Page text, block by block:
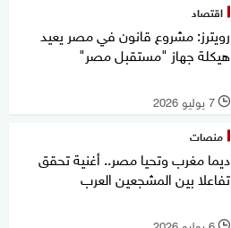
اقتصاد
رويترز: مشروع قانون في مصر يعيد
هيكلة جهاز "مستقبل مصر"
l 7 يوليو 2026
منصات
ديما مغرب وتحيا مصر.. أغنية تحقق
تفاعلا بين المشجعين العرب
l